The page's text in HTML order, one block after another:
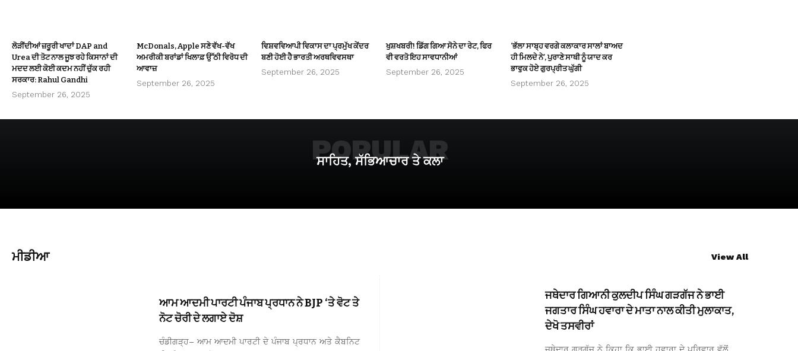
ਲੋੜੀਂਦੀਆਂ ਜ਼ਰੂਰੀ ਖਾਦਾਂ DAP and
Urea ਦੀ ਤੋਟ ਨਾਲ ਜੂਝ ਰਹੇ ਕਿਸਾਨਾਂ ਦੀ
ਮਦਦ ਲਈ ਕੋਈ ਕਦਮ ਨਹੀਂ ਚੁੱਕ ਰਹੀ
ਸਰਕਾਰ: Rahul Gandhi
September 26, 2025
McDonals, Apple ਸਣੇ ਵੱਖ-ਵੱਖ
ਅਮਰੀਕੀ ਬਰਾਂਡਾਂ ਖਿਲਾਫ਼ ਉੱਠੀ ਵਿਰੋਧ ਦੀ
ਆਵਾਜ਼
September 26, 2025
ਵਿਸ਼ਵਵਿਆਪੀ ਵਿਕਾਸ ਦਾ ਪ੍ਰਮੁੱਖ ਕੇਂਦਰ
ਬਣੀ ਹੋਈ ਹੈ ਭਾਰਤੀ ਅਰਥਵਿਵਸਥਾ
September 26, 2025
ਖੁਸ਼ਖਬਰੀ! ਡਿੱਗ ਗਿਆ ਸੋਨੇ ਦਾ ਰੇਟ, ਫਿਰ
ਵੀ ਵਰਤੋ ਇਹ ਸਾਵਧਾਨੀਆਂ
September 26, 2025
‘ਭੱਲਾ ਸਾਬ੍ਹ ਵਰਗੇ ਕਲਾਕਾਰ ਸਾਲਾਂ ਬਾਅਦ
ਹੀ ਮਿਲਦੇ ਨੇ’, ਪੁਰਾਣੇ ਸਾਥੀ ਨੂੰ ਯਾਦ ਕਰ
ਭਾਵੁਕ ਹੋਏ ਗੁਰਪ੍ਰੀਤ ਘੁੱਗੀ
September 26, 2025
ਸਾਹਿਤ, ਸੱਭਿਆਚਾਰ ਤੇ ਕਲਾ
POPULAR
ਮੀਡੀਆ View All
ਆਮ ਆਦਮੀ ਪਾਰਟੀ ਪੰਜਾਬ ਪ੍ਰਧਾਨ ਨੇ BJP ‘ਤੇ ਵੋਟ ਤੇ
ਨੋਟ ਚੋਰੀ ਦੇ ਲਗਾਏ ਦੋਸ਼
ਚੰਡੀਗੜ੍ਹ– ਆਮ ਆਦਮੀ ਪਾਰਟੀ ਦੇ ਪੰਜਾਬ ਪ੍ਰਧਾਨ ਅਤੇ ਕੈਬਨਿਟ
ਜਥੇਦਾਰ ਗਿਆਨੀ ਕੁਲਦੀਪ ਸਿੰਘ ਗੜਗੱਜ ਨੇ ਭਾਈ
ਜਗਤਾਰ ਸਿੰਘ ਹਵਾਰਾ ਦੇ ਮਾਤਾ ਨਾਲ ਕੀਤੀ ਮੁਲਾਕਾਤ,
ਦੇਖੋ ਤਸਵੀਰਾਂ